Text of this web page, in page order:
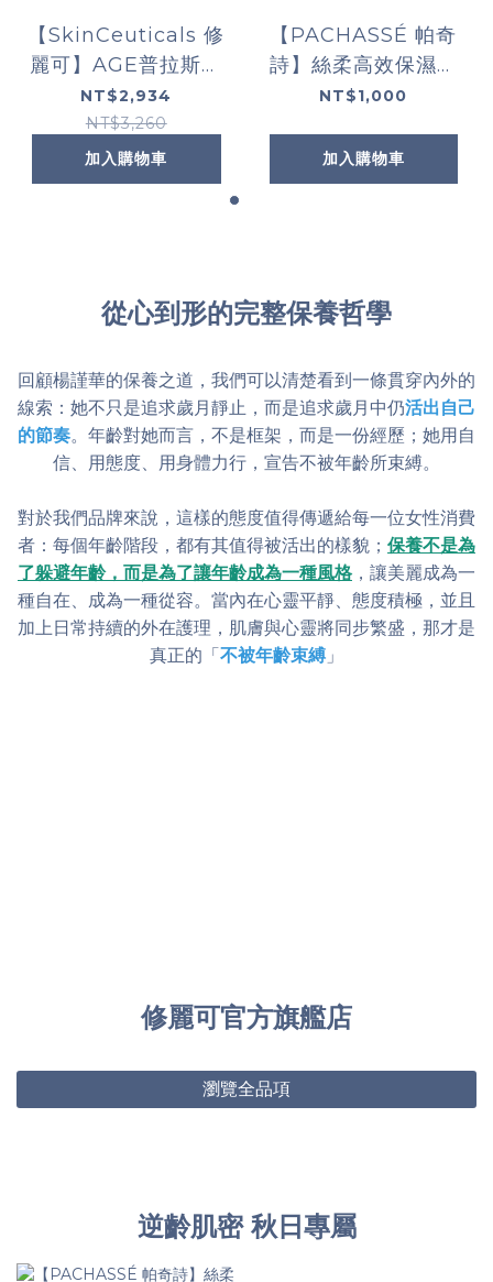
【SkinCeuticals 修
麗可】AGE普拉斯鏈
彈潤緊緻眼霜(限定通
路)15ml
NT$2,934
NT$3,260
加入購物車
【PACHASSÉ 帕奇
詩】絲柔高效保濕面
膜 5片/盒
NT$1,000
加入購物車
從心到形的完整保養哲學
回顧楊謹華的保養之道，我們可以清楚看到一條貫穿內外的
線索：她不只是追求歲月靜止，而是追求歲月中仍活出自己
的節奏。年齡對她而言，不是框架，而是一份經歷；她用自
信、用態度、用身體力行，宣告不被年齡所束縛。
對於我們品牌來說，這樣的態度值得傳遞給每一位女性消費
者：每個年齡階段，都有其值得被活出的樣貌； 保養不是為
了躲避年齡，而是為了讓年齡成為一種風格，讓美麗成為一
種自在、成為一種從容。當內在心靈平靜、態度積極，並且
加上日常持續的外在護理，肌膚與心靈將同步繁盛，那才是
真正的「不被年齡束縛 」
修麗可官方旗艦店
瀏覽全品項
逆齡肌密 秋日專屬